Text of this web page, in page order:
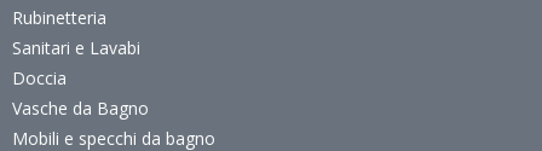
Rubinetteria
Sanitari e Lavabi
Doccia
Vasche da Bagno
Mobili e specchi da bagno